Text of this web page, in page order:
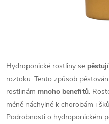
Hydroponické rostliny se
roztoku. Tento způsob
rostlinám mnoho benefitů.
méně náchylné k chorobám i
Podrobnosti o hydroponickém